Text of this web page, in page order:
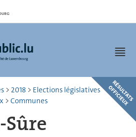
> 2018 > Elections législatives
> Communes
Sûre